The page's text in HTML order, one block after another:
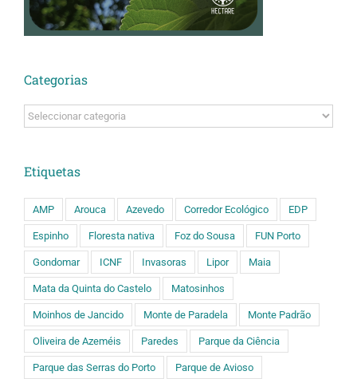
Categorias
Categorias
Etiquetas
AMP Arouca Azevedo Corredor Ecológico EDP
Espinho Floresta nativa Foz do Sousa FUN Porto
Gondomar ICNF Invasoras Lipor Maia
Mata da Quinta do Castelo Matosinhos
Moinhos de Jancido Monte de Paradela Monte Padrão
Oliveira de Azeméis Paredes Parque da Ciência
Parque das Serras do Porto Parque de Avioso